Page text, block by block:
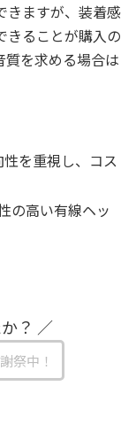
きますが、装着感
きることが購入の
を求める場合は
を重視し、コス
の高い有線ヘッ
？ ／
祭中！